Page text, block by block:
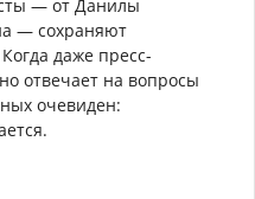
— от Данилы
— сохраняют
даже пресс-
отвечает на вопросы
очевиден: